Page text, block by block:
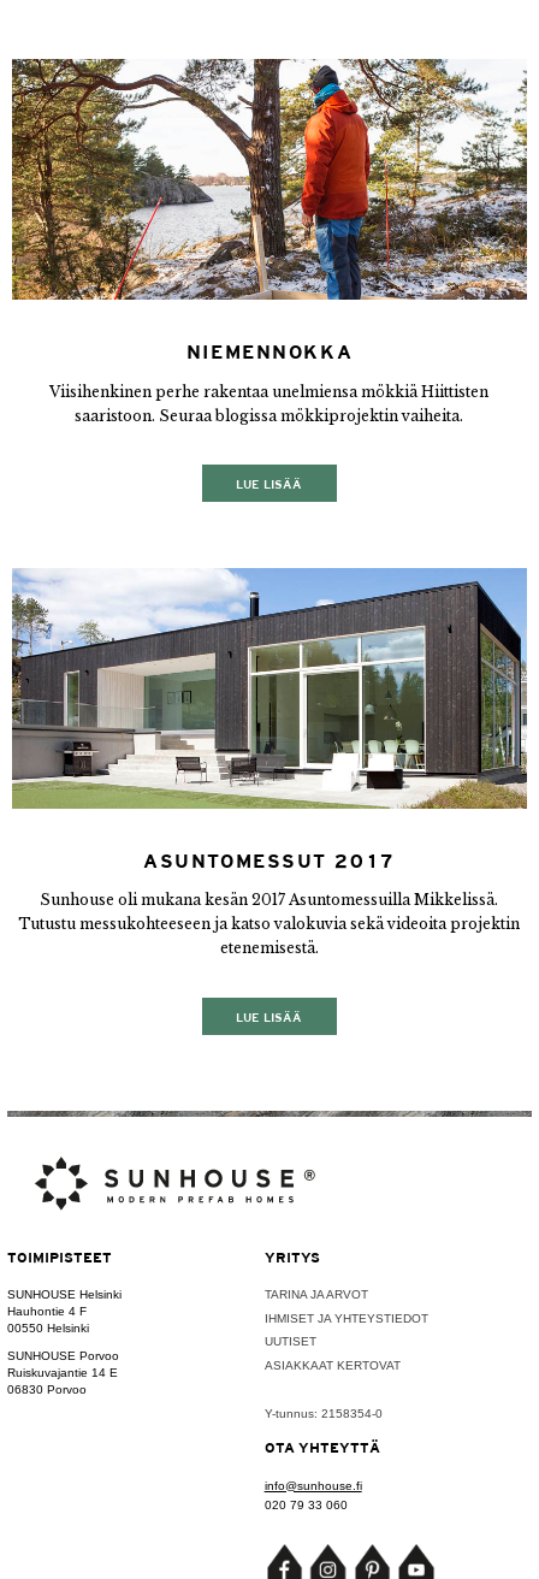
NIEMENNOKKA
Viisihenkinen perhe rakentaa unelmiensa mökkiä Hiittisten
saaristoon. Seuraa blogissa mökkiprojektin vaiheita.
LUE LISÄÄ
ASUNTOMESSUT 2017
Sunhouse oli mukana kesän 2017 Asuntomessuilla Mikkelissä.
Tutustu messukohteeseen ja katso valokuvia sekä videoita projektin
etenemisestä.
LUE LISÄÄ
TOIMIPISTEET
SUNHOUSE Helsinki
Hauhontie 4 F
00550 Helsinki
SUNHOUSE Porvoo
Ruiskuvajantie 14 E
06830 Porvoo
YRITYS
TARINA JA ARVOT
IHMISET JA YHTEYSTIEDOT
UUTISET
ASIAKKAAT KERTOVAT
Y-tunnus: 2158354-0
OTA YHTEYTTÄ
info@sunhouse.fi
020 79 33 060